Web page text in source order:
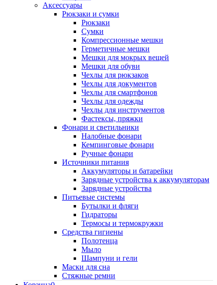
Аксессуары
Рюкзаки и сумки
Рюкзаки
Сумки
Компрессионные мешки
Герметичные мешки
Мешки для мокрых вещей
Мешки для обуви
Чехлы для рюкзаков
Чехлы для документов
Чехлы для смартфонов
Чехлы для одежды
Чехлы для инструментов
Фастексы, пряжки
Фонари и светильники
Налобные фонари
Кемпинговые фонари
Ручные фонари
Источники питания
Аккумуляторы и батарейки
Зарядные устройства к аккумуляторам
Зарядные устройства
Питьевые системы
Бутылки и фляги
Гидраторы
Термосы и термокружки
Средства гигиены
Полотенца
Мыло
Шампуни и гели
Маски для сна
Стяжные ремни